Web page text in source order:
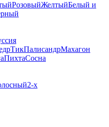
РозовыйЖелтыйБелый и
ТикПалисандрМахагон
ПихтаСосна
2-х